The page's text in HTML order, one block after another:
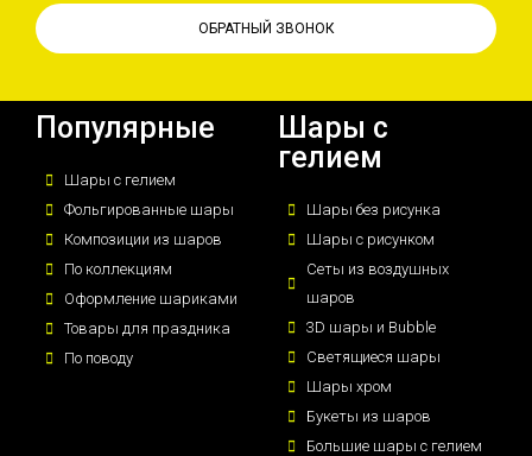
ОБРАТНЫЙ ЗВОНОК
Популярные
Шары с гелием
Фольгированные шары
Композиции из шаров
По коллекциям
Оформление шариками
Товары для праздника
По поводу
Шары с
гелием
Шары без рисунка
Шары с рисунком
Сеты из воздушных
шаров
3D шары и Bubble
Светящиеся шары
Шары хром
Букеты из шаров
Большие шары с гелием